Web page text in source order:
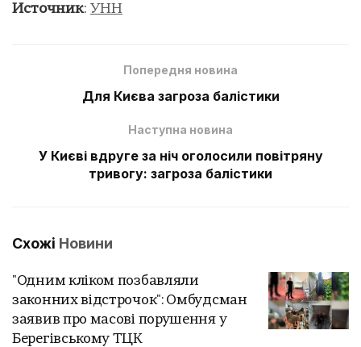
Источник: УНН
Попередня новина
Для Києва загроза балістики
Наступна новина
У Києві вдруге за ніч оголосили повітряну
тривогу: загроза балістики
Схожі Новини
"Одним кліком позбавляли
законних відстрочок": Омбудсман
заявив про масові порушення у
Берегівському ТЦК